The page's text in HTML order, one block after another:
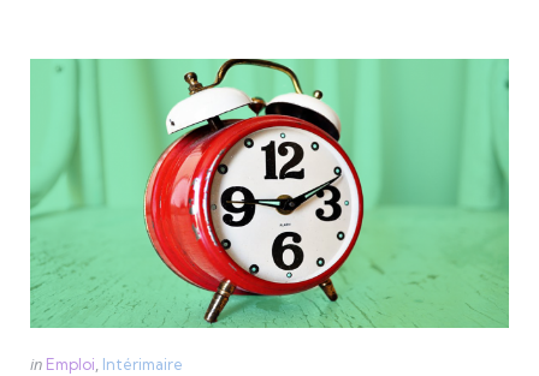
Categories
Posted
in Emploi Intérimaire